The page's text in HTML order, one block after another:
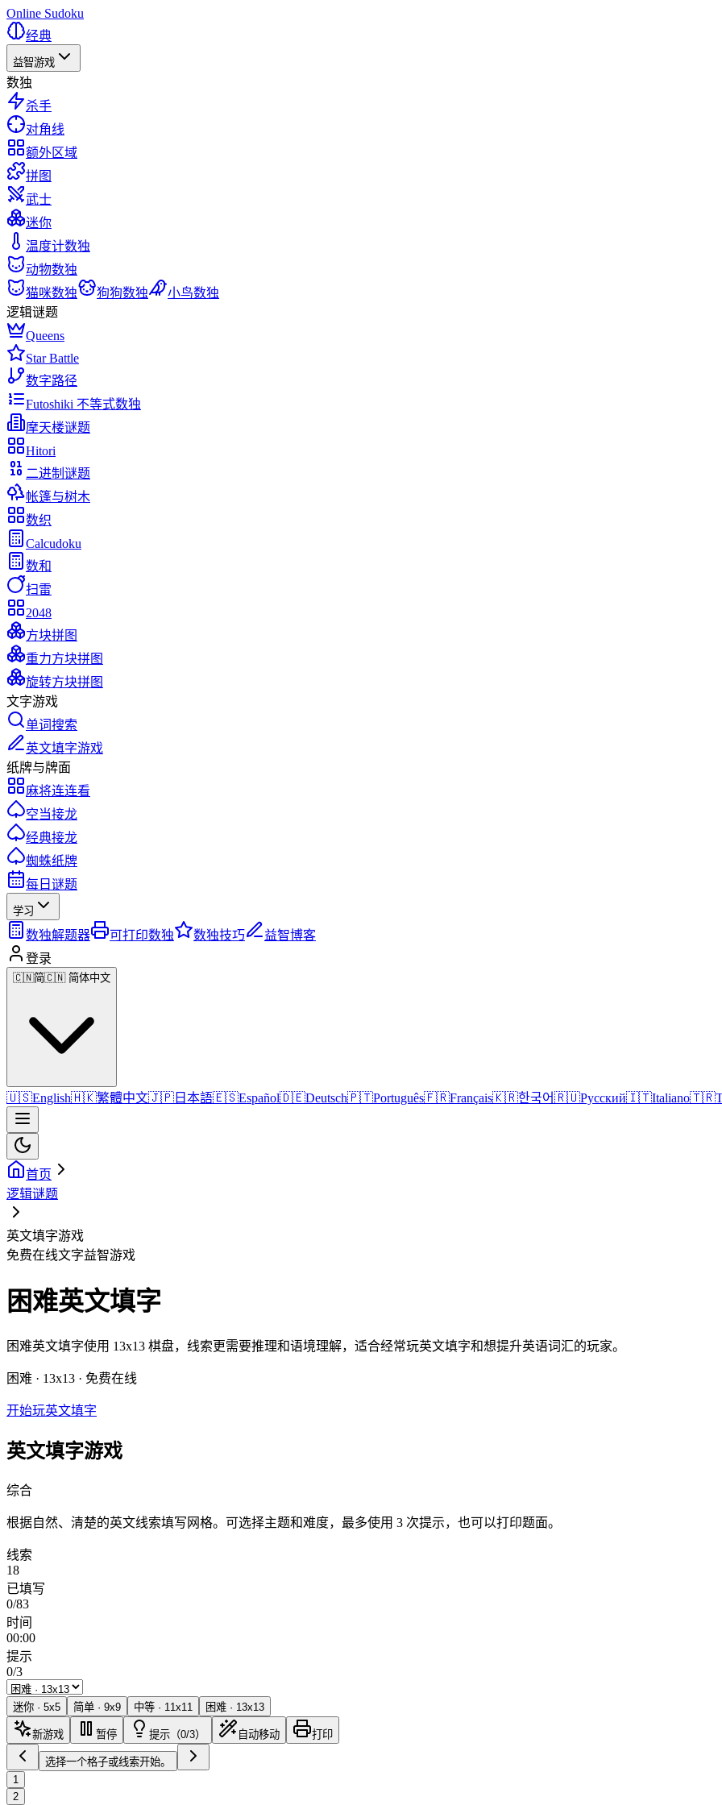
Online Sudoku
经典
益智游戏
数独
杀手
对角线
额外区域
拼图
武士
迷你
温度计数独
动物数独
猫咪数独
狗狗数独
小鸟数独
逻辑谜题
Queens
Star Battle
数字路径
Futoshiki 不等式数独
摩天楼谜题
Hitori
二进制谜题
帐篷与树木
数织
Calcudoku
数和
扫雷
2048
方块拼图
重力方块拼图
旋转方块拼图
文字游戏
单词搜索
英文填字游戏
纸牌与牌面
麻将连连看
空当接龙
经典接龙
蜘蛛纸牌
每日谜题
学习
数独解题器 可打印数独 数独技巧
益智博客
登录
🇨🇳简🇨🇳 简体中文
🇺🇸English🇭🇰繁體中文🇯🇵 日本語🇪🇸Español🇩🇪Deutsch🇵🇹Português🇫🇷Français🇰🇷한국어🇷🇺Русский🇮🇹Italiano🇹🇷
首页
逻辑谜题
英文填字游戏
免费在线文字益智游戏
困难英文填字
困难英文填字使用 13x13 棋盘，线索更需要推理和语境理解，适合经常玩英文填字和想提升英语词汇的玩家。
困难 · 13x13 · 免费在线
开始玩英文填字
英文填字游戏
综合
根据自然、清楚的英文线索填写网格。可选择主题和难度，最多使用 3 次提示，也可以打印题面。
线索
18
已填写
0/83
时间
00:00
提示
0/3
迷你 · 5x5 简单 · 9x9 中等 · 11x11 困难 · 13x13
新游戏 暂停 提示（0/3） 自动移动 打印
选择一个格子或线索开始。
1
2